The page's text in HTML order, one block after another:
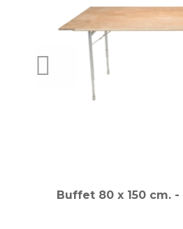
PREVIOUS
Buffet 80 x 150 cm.